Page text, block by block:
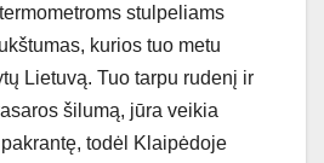
stulpeliams
kurios tuo metu
Lietuvą. Tuo tarpu rudenį ir
šilumą, jūra veikia
todėl Klaipėdoje